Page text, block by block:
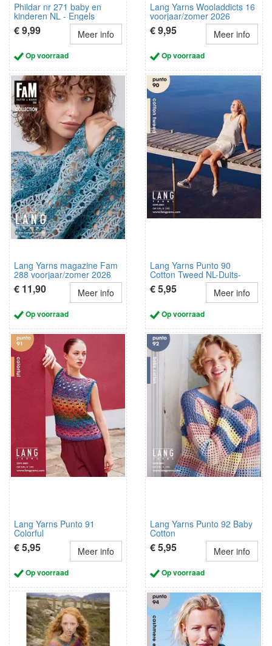
Phildar nr 271 baby en
kinderen NL - Engels
€ 9,99 Meer info
Op voorraad
Lang Yarns Wooladdicts 16
voorjaar/zomer 2026
NL/D/FR
€ 9,95 Meer info
Op voorraad
Lang Yarns magazine Fam
288 voorjaar/zomer 2026
€ 11,90 Meer info
Op voorraad
Lang Yarns Punto 90
Cotton Tweed NL-Duits-
Frans
€ 5,95 Meer info
Op voorraad
Lang Yarns Punto 91
Colorful
€ 5,95 Meer info
Op voorraad
Lang Yarns Punto 92 Baby
Cotton
€ 5,95 Meer info
Op voorraad